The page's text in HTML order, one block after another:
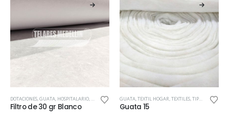
DOTACIONES,GUATA, HOSPITALARIO, TEXTILES TIPOS DE TELA,USO DE LA TELA
Filtro de 30 gr Blanco
GUATA,TEXTIL HOGAR,TEXTILES,TIPOS DE TELA
Guata 15